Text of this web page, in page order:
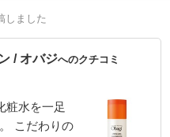
しました
/ オバジへのクチコミ
粧水を一足
こだわりの